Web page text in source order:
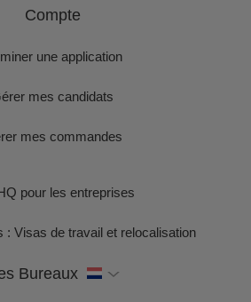
Compte
une application
mes candidats
mes commandes
pour les entreprises
: Visas de travail et relocalisation
Bureaux